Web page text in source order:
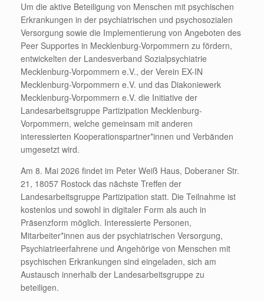
Um die aktive Beteiligung von Menschen mit psychischen
Erkrankungen in der psychiatrischen und psychosozialen
Versorgung sowie die Implementierung von Angeboten des
Peer Supportes in Mecklenburg-Vorpommern zu fördern,
entwickelten der Landesverband Sozialpsychiatrie
Mecklenburg-Vorpommern e.V., der Verein EX-IN
Mecklenburg-Vorpommern e.V. und das Diakoniewerk
Mecklenburg-Vorpommern e.V. die Initiative der
Landesarbeitsgruppe Partizipation Mecklenburg-
Vorpommern, welche gemeinsam mit anderen
interessierten Kooperationspartner*innen und Verbänden
umgesetzt wird.
Am 8. Mai 2026 findet im Peter Weiß Haus, Doberaner Str.
21, 18057 Rostock das nächste Treffen der
Landesarbeitsgruppe Partizipation statt. Die Teilnahme ist
kostenlos und sowohl in digitaler Form als auch in
Präsenzform möglich. Interessierte Personen,
Mitarbeiter*innen aus der psychiatrischen Versorgung,
Psychiatrieerfahrene und Angehörige von Menschen mit
psychischen Erkrankungen sind eingeladen, sich am
Austausch innerhalb der Landesarbeitsgruppe zu
beteiligen.